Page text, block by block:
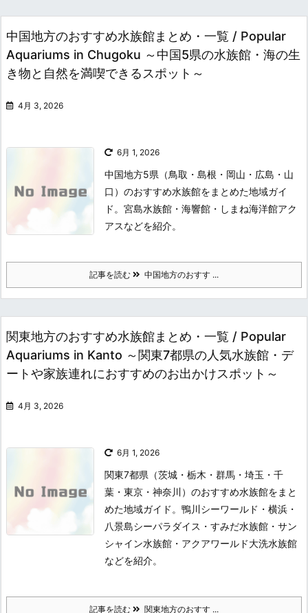
中国地方のおすすめ水族館まとめ・一覧 / Popular
Aquariums in Chugoku ～中国5県の水族館・海の生
き物と自然を満喫できるスポット～
4月 3, 2026
6月 1, 2026
中国地方5県（鳥取・島根・岡山・広島・山
口）のおすすめ水族館をまとめた地域ガイ
ド。宮島水族館・海響館・しまね海洋館アク
アスなどを紹介。
記事を読む 中国地方のおすす ...
関東地方のおすすめ水族館まとめ・一覧 / Popular
Aquariums in Kanto ～関東7都県の人気水族館・デ
ートや家族連れにおすすめのお出かけスポット～
4月 3, 2026
6月 1, 2026
関東7都県（茨城・栃木・群馬・埼玉・千
葉・東京・神奈川）のおすすめ水族館をまと
めた地域ガイド。鴨川シーワールド・横浜・
八景島シーパラダイス・すみだ水族館・サン
シャイン水族館・アクアワールド大洗水族館
などを紹介。
記事を読む 関東地方のおすす ...